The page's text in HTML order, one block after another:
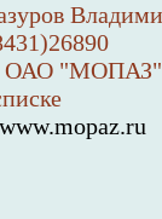
ОАО "МОПАЗ"